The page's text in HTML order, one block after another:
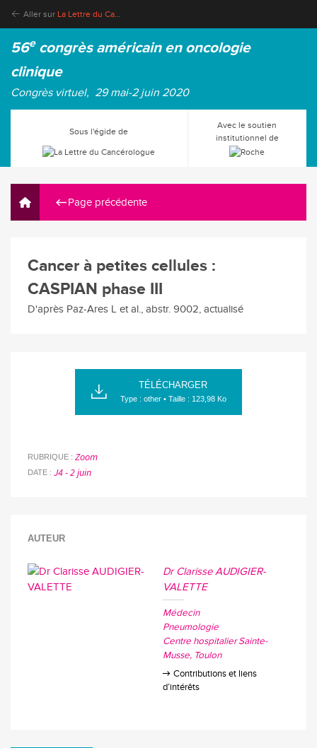
Aller sur La Lettre du Cancérologue
56econgrès américain en oncologie
clinique
Congrès virtuel, 29 mai-2 juin 2020
Sous l'égide de
Avec le soutien
institutionnel de
Page précédente
Cancer à petites cellules :
CASPIAN phase III
D'après Paz-Ares L et al., abstr. 9002, actualisé
TÉLÉCHARGER
Type : other • Taille : 123,98 Ko
RUBRIQUE Zoom
DATE J4 - 2 juin
AUTEUR
Dr Clarisse AUDIGIER-
VALETTE
Médecin
Pneumologie
Centre hospitalier Sainte-
Musse Toulon
Contributions et liens
d’intérêts